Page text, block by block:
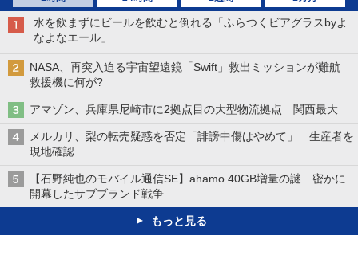
水を飲まずにビールを飲むと倒れる「ふらつくビアグラスbyよ
なよなエール」
NASA、再突入迫る宇宙望遠鏡「Swift」救出ミッションが難航
救援機に何が?
アマゾン、兵庫県尼崎市に2拠点目の大型物流拠点 関西最大
メルカリ、梨の転売疑惑を否定「誹謗中傷はやめて」 生産者を
現地確認
【石野純也のモバイル通信SE】ahamo 40GB増量の謎 密かに
開幕したサブブランド戦争
もっと見る